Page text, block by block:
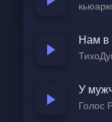
Нам в
У
Голос